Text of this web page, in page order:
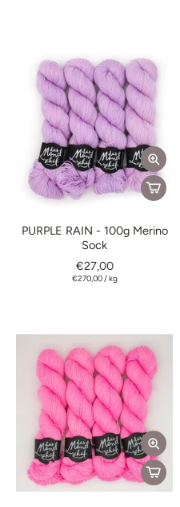
PURPLE RAIN - 100g Merino
Sock
€27,00
€270,00/kg